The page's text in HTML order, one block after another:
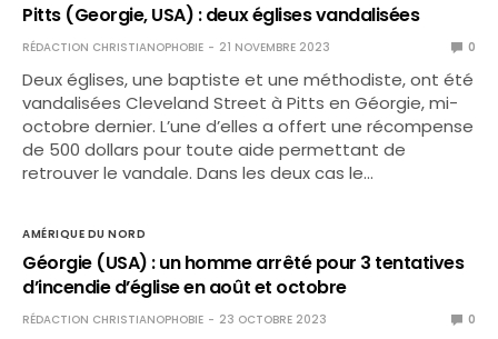
Pitts (Georgie, USA) : deux églises vandalisées
RÉDACTION CHRISTIANOPHOBIE 21 NOVEMBRE 2023 0
Deux églises, une baptiste et une méthodiste, ont été
vandalisées Cleveland Street à Pitts en Géorgie, mi-
octobre dernier. L’une d’elles a offert une récompense
de 500 dollars pour toute aide permettant de
retrouver le vandale. Dans les deux cas le…
AMÉRIQUE DU NORD
Géorgie (USA) : un homme arrêté pour 3 tentatives
d’incendie d’église en août et octobre
RÉDACTION CHRISTIANOPHOBIE 23 OCTOBRE 2023 0